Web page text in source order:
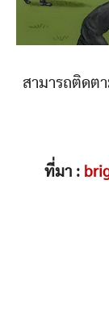
สามารถติดต
ที่มา :